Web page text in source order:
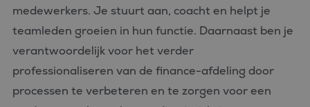
medewerkers. Je stuurt aan, coacht en helpt je
teamleden groeien in hun functie. Daarnaast ben je
verantwoordelijk voor het verder
professionaliseren van de finance-afdeling door
processen te verbeteren en te zorgen voor een